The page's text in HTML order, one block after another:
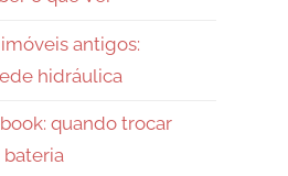
antigos:
hidráulica
quando trocar
bateria